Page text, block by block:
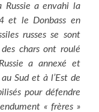
Russie a envahi la
et le Donbass en
russes se sont
chars ont roulé
a annexé et
Sud et à l’Est de
pour défendre
« frères »